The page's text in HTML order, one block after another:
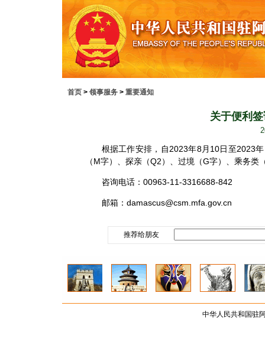
首页 > 领事服务 > 重要通知
关于便利
根据工作安排，自2023年8月10日至2023
（M字）、探亲（Q2）、过境（G字）、乘务
咨询电话：00963-11-3316688-842
邮箱：damascus@csm.mfa.gov.cn
推荐给朋友
中华人民共和国驻